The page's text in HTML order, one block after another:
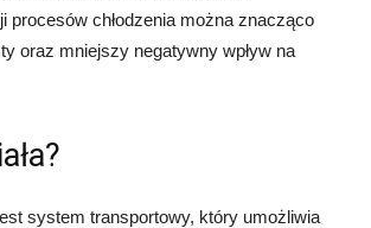
chłodzenia można znacząco
oraz mniejszy negatywny wpływ na
system transportowy, który umożliwia